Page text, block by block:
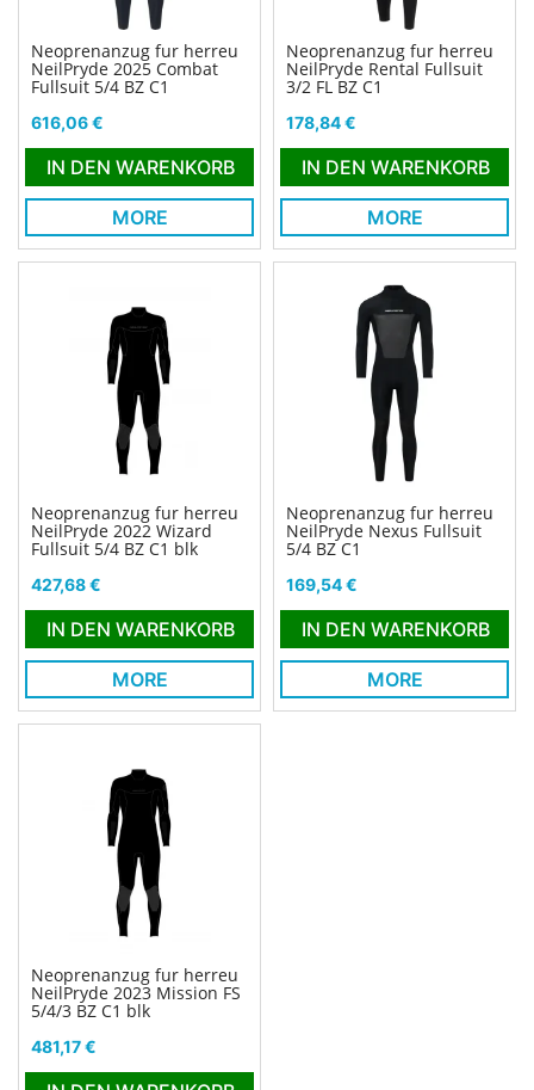
Neoprenanzug fur herreu
NeilPryde 2025 Combat
Fullsuit 5/4 BZ C1
Preis
616,06 €
IN DEN WARENKORB
MORE
Neoprenanzug fur herreu
NeilPryde Rental Fullsuit
3/2 FL BZ C1
Preis
178,84 €
IN DEN WARENKORB
MORE
Neoprenanzug fur herreu
NeilPryde 2022 Wizard
Fullsuit 5/4 BZ C1 blk
Preis
427,68 €
IN DEN WARENKORB
MORE
Neoprenanzug fur herreu
NeilPryde Nexus Fullsuit
5/4 BZ C1
Preis
169,54 €
IN DEN WARENKORB
MORE
Neoprenanzug fur herreu
NeilPryde 2023 Mission FS
5/4/3 BZ C1 blk
Preis
481,17 €